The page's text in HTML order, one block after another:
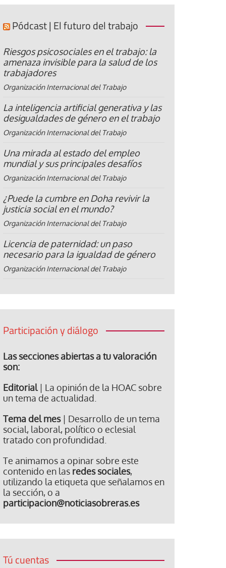
Pódcast | El futuro del trabajo
Riesgos psicosociales en el trabajo: la
amenaza invisible para la salud de los
trabajadores
Organización Internacional del Trabajo
La inteligencia artificial generativa y las
desigualdades de género en el trabajo
Organización Internacional del Trabajo
Una mirada al estado del empleo
mundial y sus principales desafíos
Organización Internacional del Trabajo
¿Puede la cumbre en Doha revivir la
justicia social en el mundo?
Organización Internacional del Trabajo
Licencia de paternidad: un paso
necesario para la igualdad de género
Organización Internacional del Trabajo
Participación y diálogo
Las secciones abiertas a tu valoración
son:
Editorial| La opinión de la HOAC sobre
un tema de actualidad.
Tema del mes| Desarrollo de un tema
social, laboral, político o eclesial
tratado con profundidad.
Te animamos a opinar sobre este
contenido en las redes sociales,
utilizando la etiqueta que señalamos en
la sección, o a
participacion@noticiasobreras.es
Tú cuentas